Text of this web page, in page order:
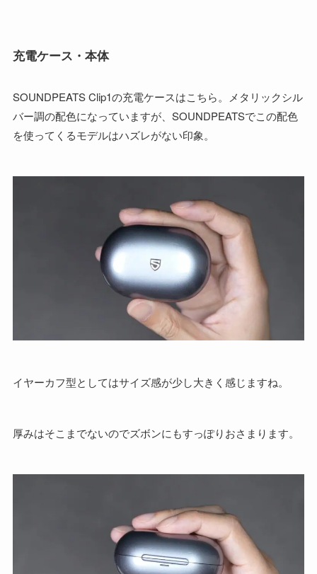
充電ケース・本体
SOUNDPEATS Clip1の充電ケースはこちら。メタリックシル
バー調の配色になっていますが、SOUNDPEATSでこの配色
を使ってくるモデルはハズレがない印象。
イヤーカフ型としてはサイズ感が少し大きく感じますね。
厚みはそこまでないのでズボンにもすっぽりおさまります。